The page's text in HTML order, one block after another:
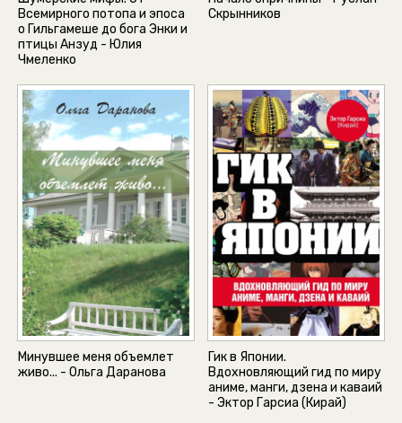
Всемирного потопа и эпоса
о Гильгамеше до бога Энки и
птицы Анзуд - Юлия
Чмеленко
Скрынников
Минувшее меня объемлет
живо... - Ольга Даранова
Гик в Японии.
Вдохновляющий гид по миру
аниме, манги, дзена и каваий
- Эктор Гарсиа (Кирай)